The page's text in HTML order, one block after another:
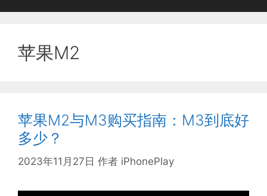
苹果M2
苹果M2与M3购买指南：M3到底好
多少？
2023年11月27日 作者 iPhonePlay